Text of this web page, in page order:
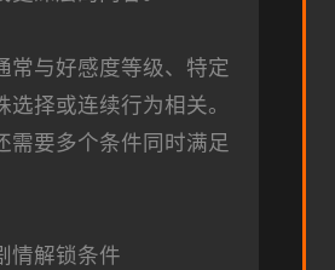
常与好感度等级、特定
选择或连续行为相关。
需要多个条件同时满足
情解锁条件